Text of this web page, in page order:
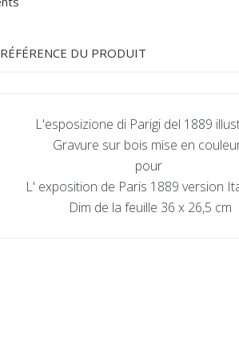
RÉFÉRENCE DU PRODUIT
L'esposizione di Parigi del 1889
Gravure sur bois mise en
pour
L' exposition de Paris 1889 version
Dim de la feuille 36 x 26,5 cm